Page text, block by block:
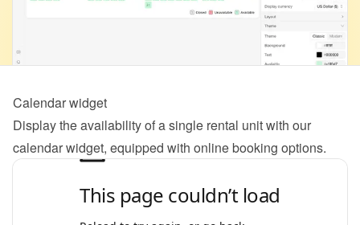
Calendar widget
Display the availability of a single rental unit with our
calendar widget, equipped with online booking options.